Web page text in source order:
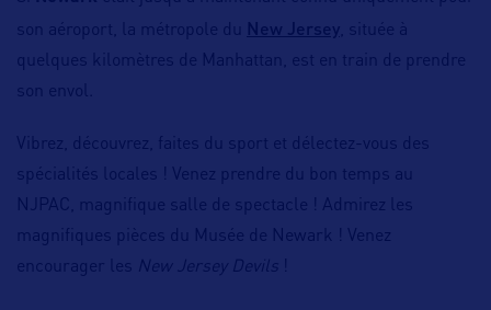
son aéroport, la métropole du New Jersey , située à
quelques kilomètres de Manhattan, est en train de prendre
son envol.
Vibrez, découvrez, faites du sport et délectez-vous des
spécialités locales ! Venez prendre du bon temps au
NJPAC, magnifique salle de spectacle ! Admirez les
magnifiques pièces du Musée de Newark ! Venez
encourager les New Jersey Devils